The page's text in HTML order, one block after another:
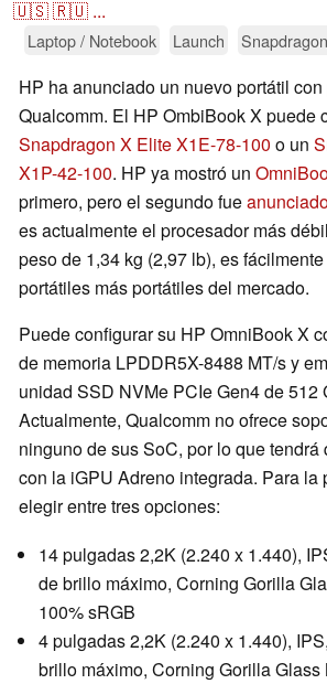
🇺🇸🇷🇺 ...
Laptop / Notebook Launch
HP ha anunciado un nuevo portátil
Qualcomm. El HP OmbiBook X puede
Snapdragon X Elite X1E-78-100 o un
X1P-42-100. HP ya mostró un
primero, pero el segundo fue
es actualmente el procesador más
peso de 1,34 kg (2,97 lb), es
portátiles más portátiles del mercado.
Puede configurar su HP OmniBook X
de memoria LPDDR5X-8488 MT/s y
unidad SSD NVMe PCIe Gen4 de 512
Actualmente, Qualcomm no ofrece
ninguno de sus SoC, por lo que tendrá
con la iGPU Adreno integrada. Para la
elegir entre tres opciones:
14 pulgadas 2,2K (2.240 x 1.440),
de brillo máximo, Corning Gorilla
100% sRGB
4 pulgadas 2,2K (2.240 x 1.440),
brillo máximo, Corning Gorilla Glass